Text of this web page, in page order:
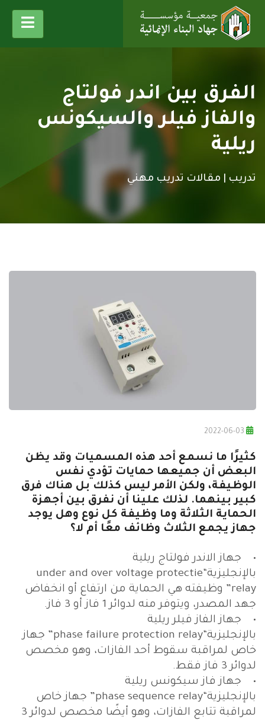
الفرق بين اندر فولتاج
والفاز فيلر والسيكونس
ريلية
تدريب | مقالات تدريب مهني
كثيرًا ما نسمع أحد هذه المسميات وقد يظن
البعض أن جميعها حمايات تؤدي نفس
الوظيفة، ولكن الأمر ليس كذلك بل هناك فرق
كبير بينهما. لذلك علينا أن نفرق بين أجهزة
الحماية الثلاثة وما وظيفة كل نوع وهل يوجد
جهاز يجمع الثلاث وظائف معًا أم لا؟
• جهاز الاندر فولتاج ريلية
بالإنجليزية“under and over voltage protectie
relay” وظيفته هي الحماية من ارتفاع أو انخفاض
جهد المصدر، ويتوفر منه لدوائر 1 فاز أو 3 فاز.
• جهاز الفاز فيلر ريلية
بالإنجليزية“phase failure protection relay” جهاز
خاص لمراقبة سقوط أحد الفازات، وهو مخصص
لدوائر 3 فاز فقط.
• جهاز فاز سيكونس ريلية
بالإنجليزية“phase sequence relay” جهاز خاص
لمراقبة تتابع الفازات، وهو أيضًا مخصص لدوائر 3